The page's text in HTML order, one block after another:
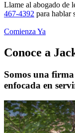
Llame al abogado de
467-4392 para hablar
Comienza Ya
Conoce a
Somos una
enfocada en